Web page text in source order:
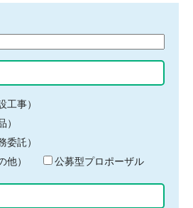
工事）
）
委託）
他）
公募型プロポーザル